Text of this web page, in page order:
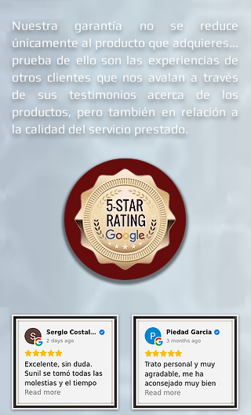
Nuestra garantía no se reduce
únicamente al producto que adquieres...
prueba de ello son las experiencias de
otros clientes que nos avalan a través
de sus testimonios acerca de los
productos, pero también en relación a
la calidad del servicio prestado.